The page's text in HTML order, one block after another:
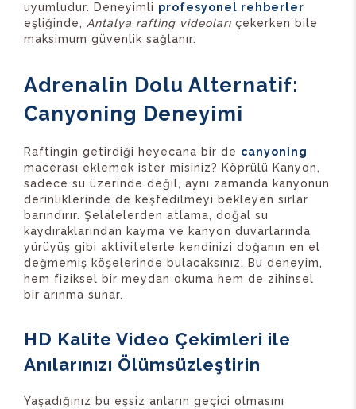
uyumludur. Deneyimli profesyonel rehberler
eşliğinde, Antalya rafting videoları çekerken bile
maksimum güvenlik sağlanır.
Adrenalin Dolu Alternatif:
Canyoning Deneyimi
Raftingin getirdiği heyecana bir de canyoning
macerası eklemek ister misiniz? Köprülü Kanyon,
sadece su üzerinde değil, aynı zamanda kanyonun
derinliklerinde de keşfedilmeyi bekleyen sırlar
barındırır. Şelalelerden atlama, doğal su
kaydıraklarından kayma ve kanyon duvarlarında
yürüyüş gibi aktivitelerle kendinizi doğanın en el
değmemiş köşelerinde bulacaksınız. Bu deneyim,
hem fiziksel bir meydan okuma hem de zihinsel
bir arınma sunar.
HD Kalite Video Çekimleri ile
Anılarınızı Ölümsüzleştirin
Yaşadığınız bu eşsiz anların geçici olmasını